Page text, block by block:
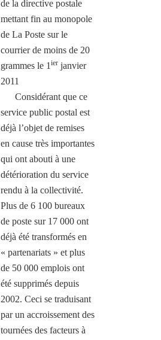
de la directive postale
mettant fin au monopole
de La Poste sur le
courrier de moins de 20
grammes le 1ier janvier
2011
Considérant que ce
service public postal est
déjà l’objet de remises
en cause très importantes
qui ont abouti à une
détérioration du service
rendu à la collectivité.
Plus de 6 100 bureaux
de poste sur 17 000 ont
déjà été transformés en
« partenariats » et plus
de 50 000 emplois ont
été supprimés depuis
2002. Ceci se traduisant
par un accroissement des
tournées des facteurs à